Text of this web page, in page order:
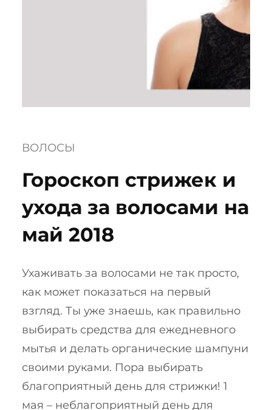
ВОЛОСЫ
Гороскоп стрижек и
ухода за волосами на
май 2018
Ухаживать за волосами не так просто,
как может показаться на первый
взгляд. Ты уже знаешь, как правильно
выбирать средства для ежедневного
мытья и делать органические шампуни
своими руками. Пора выбирать
благоприятный день для стрижки! 1
мая – неблагоприятный день для